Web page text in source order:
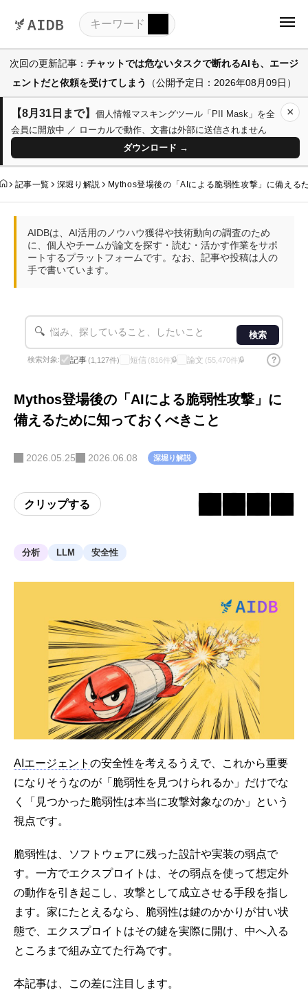
次回の更新記事： チャットでは危ないタスクで断れるAIも、エージ
ェントだと依頼を受けてしまう
（公開予定日：2026年08月09日）
【8月31日まで】 個人情報マスキングツール「PII Mask」を全
会員に開放中 ／ ローカルで動作、文書は外部に送信されません
ダウンロード →
×
記事一覧 深堀り解説 Mythos登場後の「AIによる脆弱性攻撃」に備える
AIDBは、AI活用のノウハウ獲得や技術動向の調査のため
に、個人やチームが論文を探す・読む・活かす作業をサポ
ートするプラットフォームです。なお、記事や投稿は人の
手で書いています。
🔍 検索
検索対象: 記事(1,127件) 短信 (816件)🔒 論文 (55,470件)🔒 ?
Mythos登場後の「AIによる脆弱性攻撃」に
備えるために知っておくべきこと
2026.05.25 2026.06.08 深堀り解説
クリップする
分析 LLM 安全性
AI エージェント の安全性を考えるうえで、これから重要
になりそうなのが「脆弱性を見つけられるか」だけでな
く「見つかった脆弱性は本当に攻撃対象なのか」という
視点です。
脆弱性は、ソフトウェアに残った設計や実装の弱点で
す。一方でエクスプロイトは、その弱点を使って想定外
の動作を引き起こし、攻撃として成立させる手段を指し
ます。家にたとえるなら、脆弱性は鍵のかかりが甘い状
態で、エクスプロイトはその鍵を実際に開け、中へ入る
ところまで組み立てた行為です。
本記事は、この差に注目します。